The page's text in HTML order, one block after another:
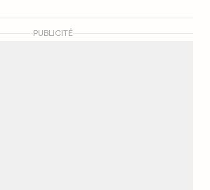
PUBLICITÉ